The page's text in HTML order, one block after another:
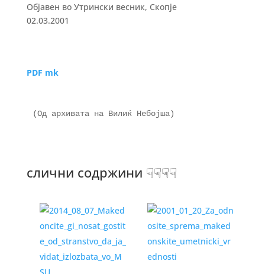
Објавен во Утрински весник, Скопје
02.03.2001
PDF mk
(Од архивата на Вилиќ Небојша)
слични содржини ☟☟☟☟